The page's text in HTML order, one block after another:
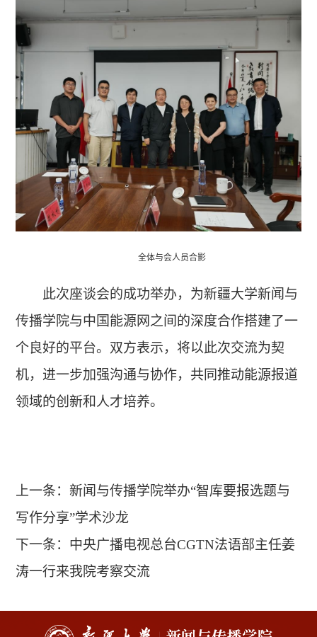
全体与会人员合影
此次座谈会的成功举办，为新疆大学新闻与
传播学院与中国能源网之间的深度合作搭建了一
个良好的平台。双方表示，将以此次交流为契
机，进一步加强沟通与协作，共同推动能源报道
领域的创新和人才培养。
上一条：新闻与传播学院举办“智库要报选题与
写作分享”学术沙龙
下一条： 中央广播电视总台CGTN法语部主任姜
涛一行来我院考察交流